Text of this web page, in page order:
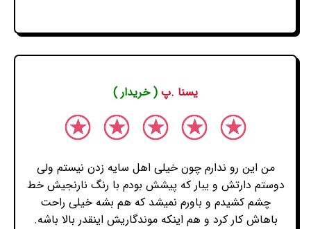
یسنا .پ ( خریدار )
من این رو ندارم چون خیلی اهل سایه زدن نیستم ولی
دوستم دارتش و یبار که پیشش بودم با رنگ نارنجیش خط
چشم کشیدم و باورم نمیشد که هم بشه خیلی راحت
باهاش کار کرد و هم اینکه موندگاریش اینقدر بالا باشه.